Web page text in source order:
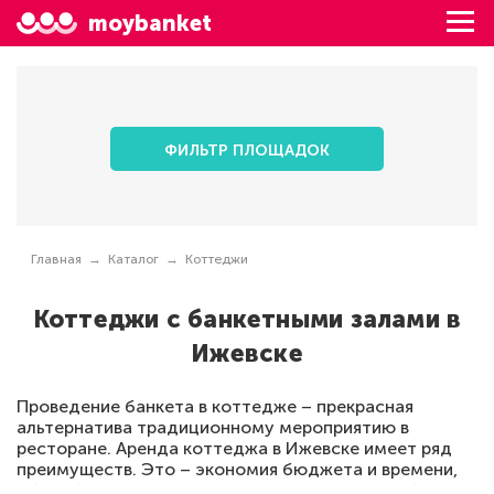
moybanket
ФИЛЬТР ПЛОЩАДОК
Главная Каталог Коттеджи
Коттеджи с банкетными залами в
Ижевске
Проведение банкета в коттедже – прекрасная
альтернатива традиционному мероприятию в
ресторане. Аренда коттеджа в Ижевске имеет ряд
преимуществ. Это – экономия бюджета и времени,